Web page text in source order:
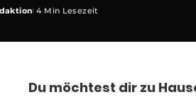
4 Min Lesezeit
Du möchtest dir zu